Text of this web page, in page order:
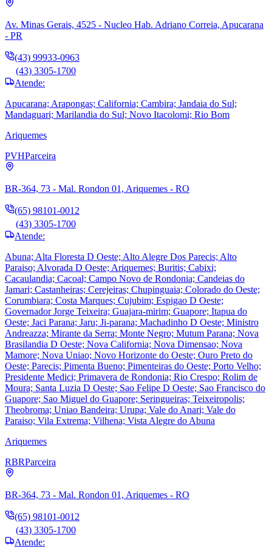
Av. Minas Gerais, 4525 - Nucleo Hab. Adriano Correia, Apucarana
- PR
(43) 99933-0963
(43) 3305-1700
Atende:
Apucarana; Arapongas; California; Cambira; Jandaia do Sul;
Mandaguari; Marilandia do Sul; Novo Itacolomi; Rio Bom
Ariquemes
PVHParceira
BR-364, 73 - Mal. Rondon 01, Ariquemes - RO
(65) 98101-0012
(43) 3305-1700
Atende:
Abuna; Alta Floresta D Oeste; Alto Alegre Dos Parecis; Alto
Paraiso; Alvorada D Oeste; Ariquemes; Buritis; Cabixi;
Cacaulandia; Cacoal; Campo Novo de Rondonia; Candeias do
Jamari; Castanheiras; Cerejeiras; Chupinguaia; Colorado do Oeste;
Corumbiara; Costa Marques; Cujubim; Espigao D Oeste;
Governador Jorge Teixeira; Guajara-mirim; Guapore; Itapua do
Oeste; Jaci Parana; Jaru; Ji-parana; Machadinho D Oeste; Ministro
Andreazza; Mirante da Serra; Monte Negro; Mutum Parana; Nova
Brasilandia D Oeste; Nova California; Nova Dimensao; Nova
Mamore; Nova Uniao; Novo Horizonte do Oeste; Ouro Preto do
Oeste; Parecis; Pimenta Bueno; Pimenteiras do Oeste; Porto Velho;
Presidente Medici; Primavera de Rondonia; Rio Crespo; Rolim de
Moura; Santa Luzia D Oeste; Sao Felipe D Oeste; Sao Francisco do
Guapore; Sao Miguel do Guapore; Seringueiras; Teixeiropolis;
Theobroma; Uniao Bandeira; Urupa; Vale do Anari; Vale do
Paraiso; Vila Extrema; Vilhena; Vista Alegre do Abuna
Ariquemes
RBRParceira
BR-364, 73 - Mal. Rondon 01, Ariquemes - RO
(65) 98101-0012
(43) 3305-1700
Atende: